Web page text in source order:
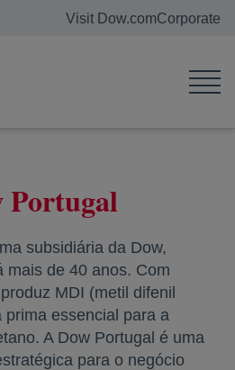
Visit Dow.comCorporate
Portugal
subsidiária da Dow,
mais de 40 anos. Com
MDI (metil difenil
prima essencial para a
A Dow Portugal é uma
para o negócio